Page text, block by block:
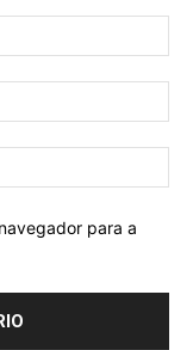
para a